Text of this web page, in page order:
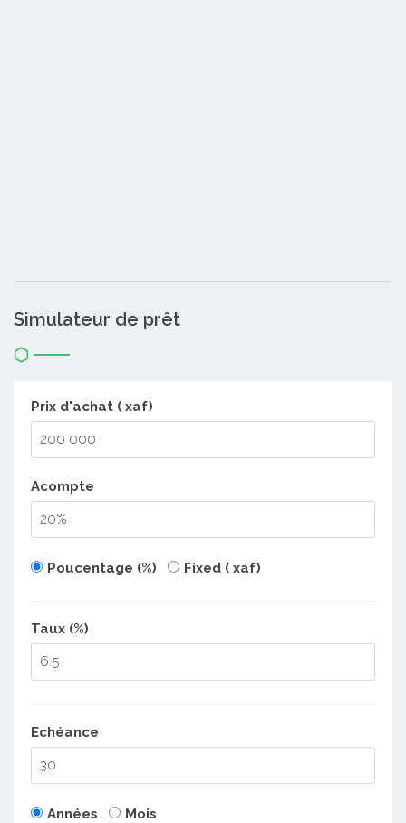
Simulateur de prêt
Prix d'achat ( xaf)
Acompte
Poucentage (%) Fixed ( xaf)
Taux (%)
Echéance
Années Mois